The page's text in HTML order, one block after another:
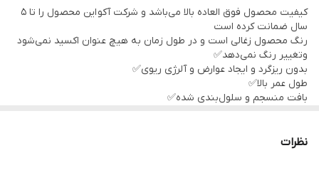
کنفرانس،فضاهای آموزشی، کلاس های آموزش از راه دور، اتاق خواب،
دیوار مشترک، سایلنت باکس و دستگاه های تولید صدا
جذب و شکست عالی صدا
نصب راحت
ترکیب با دیگر اکوستیک پنل ها
کیفیت محصول فوق العاده بالا می‌باشد و شرکت آکو این محصول را تا 5
سال ضمانت کرده است
رنگ محصول زغالی است و در طول زمان به هیچ عنوان اکسید نمی‌شود
وتغییر رنگ نمی‌دهد✅
بدون ریزگرد و ایجاد عوارض و آلرژی ریوی✅
طول عمر بالا✅
بافت منسجم و سلول‌بندی شده✅
نظرات